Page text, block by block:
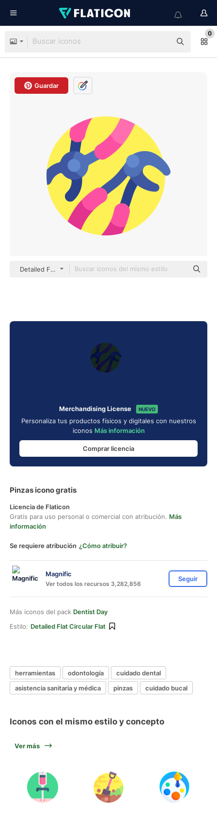
0
Guardar
Detailed Flat Circular Flat
Merchandising License NUEVO
Personaliza tus productos físicos y digitales con nuestros
iconos Más información
Comprar licencia
Pinzas icono gratis
Licencia de Flaticon
Gratis para uso personal o comercial con atribución. Más
información
Se requiere atribución ¿Cómo atribuir?
Magnific
Ver todos los recursos 3,282,856
Seguir
Más iconos del pack Dentist Day
Estilo: Detailed Flat Circular Flat
herramientas odontología
cuidado dental
asistencia sanitaria y médica
pinzas cuidado bucal
Iconos con el mismo estilo y concepto
Ver más